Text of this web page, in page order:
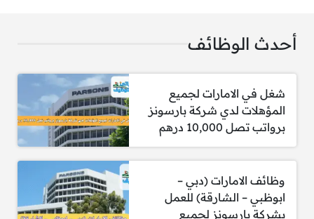
مطلوب مهندس ميكانيكي رئيسي
مطلوب مدير تقنية المعلومات (قطاع
الطيران)
مطلوب مدير تسليم (قطاع الطيران)
مطلوب مدير مشتريات أول
مطلوب مدير إنشاءات أول
أحدث الوظائف
شغل في الامارات لجميع
المؤهلات لدي شركة بارسونز
برواتب تصل 10,000 درهم
وظائف الامارات (دبي –
ابوظبي – الشارقة) للعمل
بشركة بارسونز لجميع